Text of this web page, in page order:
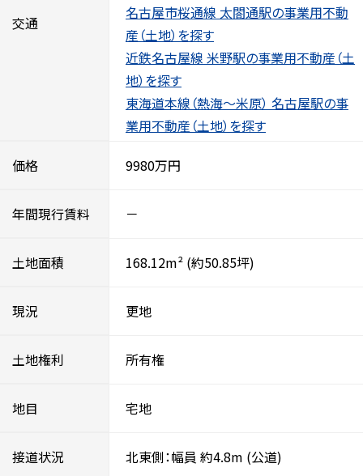
交通
名古屋市桜通線 太閤通駅の事業用不動
産（土地）を探す
近鉄名古屋線 米野駅の事業用不動産（土
地）を探す
東海道本線（熱海～米原） 名古屋駅の事
業用不動産（土地）を探す
価格 9980万円
年間現行賃料 －
土地面積 168.12m² (約50.85坪)
現況 更地
土地権利 所有権
地目 宅地
接道状況 北東側：幅員 約4.8m (公道)